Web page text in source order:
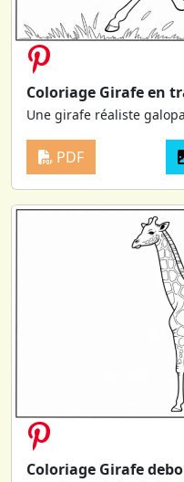
Coloriage Girafe en
Une girafe réaliste
PDF
Coloriage Girafe